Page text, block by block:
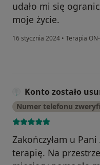
udało mi się
moje życie.
16 stycznia 2024 • Terapia
Konto zostało
Numer telefonu
Zakończyłam u
terapię. Na